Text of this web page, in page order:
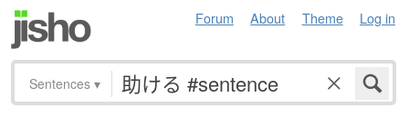
Forum About Theme Log in
Sentences ▾